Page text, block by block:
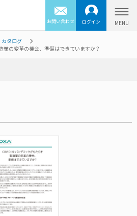
お問い合わせ ログイン
カタログ
の変革の機会、準備はできていますか？